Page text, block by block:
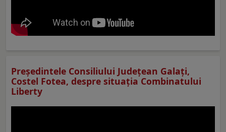
Preşedintele Consiliului Judeţean Galaţi,
Costel Fotea, despre situaţia Combinatului
Liberty